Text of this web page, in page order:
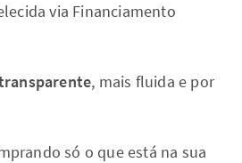
via Financiamento
, mais fluida e por
só o que está na sua